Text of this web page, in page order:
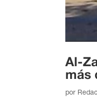
Al-
más
por